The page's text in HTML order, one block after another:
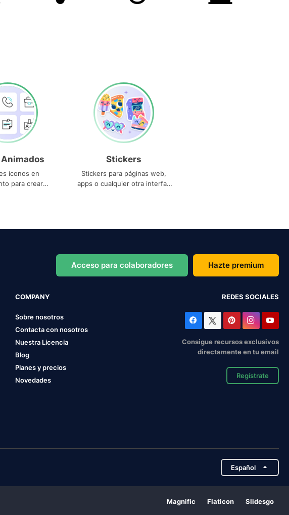
iconos en
para crear
Stickers
Stickers para páginas web,
apps o cualquier otra interfaz
Acceso para colaboradores Hazte premium
COMPANY
Sobre nosotros
Contacta con nosotros
Nuestra Licencia
Blog
Planes y precios
Novedades
REDES SOCIALES
Consigue recursos exclusivos
directamente en tu email
Regístrate
Español
Magnific Flaticon Slidesgo